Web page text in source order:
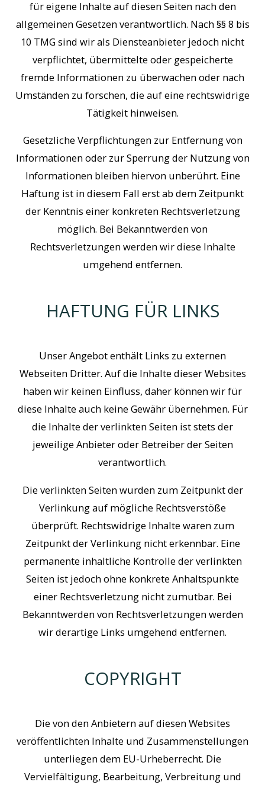
für eigene Inhalte auf diesen Seiten nach den
allgemeinen Gesetzen verantwortlich. Nach §§ 8 bis
10 TMG sind wir als Diensteanbieter jedoch nicht
verpflichtet, übermittelte oder gespeicherte
fremde Informationen zu überwachen oder nach
Umständen zu forschen, die auf eine rechtswidrige
Tätigkeit hinweisen.
Gesetzliche Verpflichtungen zur Entfernung von
Informationen oder zur Sperrung der Nutzung von
Informationen bleiben hiervon unberührt. Eine
Haftung ist in diesem Fall erst ab dem Zeitpunkt
der Kenntnis einer konkreten Rechtsverletzung
möglich. Bei Bekanntwerden von
Rechtsverletzungen werden wir diese Inhalte
umgehend entfernen.
HAFTUNG FÜR LINKS
Unser Angebot enthält Links zu externen
Webseiten Dritter. Auf die Inhalte dieser Websites
haben wir keinen Einfluss, daher können wir für
diese Inhalte auch keine Gewähr übernehmen. Für
die Inhalte der verlinkten Seiten ist stets der
jeweilige Anbieter oder Betreiber der Seiten
verantwortlich.
Die verlinkten Seiten wurden zum Zeitpunkt der
Verlinkung auf mögliche Rechtsverstöße
überprüft. Rechtswidrige Inhalte waren zum
Zeitpunkt der Verlinkung nicht erkennbar. Eine
permanente inhaltliche Kontrolle der verlinkten
Seiten ist jedoch ohne konkrete Anhaltspunkte
einer Rechtsverletzung nicht zumutbar. Bei
Bekanntwerden von Rechtsverletzungen werden
wir derartige Links umgehend entfernen.
COPYRIGHT
Die von den Anbietern auf diesen Websites
veröffentlichten Inhalte und Zusammenstellungen
unterliegen dem EU-Urheberrecht. Die
Vervielfältigung, Bearbeitung, Verbreitung und